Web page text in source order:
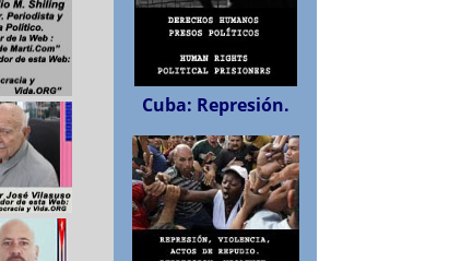
Cuba: Represión.